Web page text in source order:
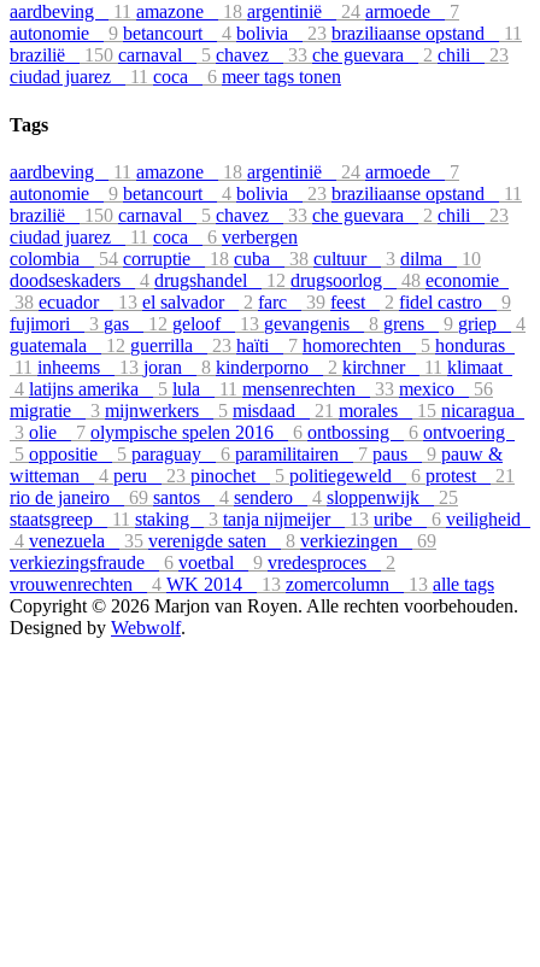
aardbeving 11 amazone 18 argentinië 24 armoede
7
autonomie
9 betancourt 4 bolivia 23 braziliaanse opstand
11
brazilië
150 carnaval 5 chavez 33 che guevara 2 chili
23
ciudad juarez
11 coca 6 meer tags tonen
Tags
aardbeving 11 amazone 18 argentinië 24 armoede
7
autonomie
9 betancourt 4 bolivia 23 braziliaanse opstand
11
brazilië
150 carnaval 5 chavez 33 che guevara 2 chili
23
ciudad juarez
11 coca 6 verbergen
colombia
54 corruptie 18 cuba 38 cultuur 3 dilma
10
doodseskaders
4 drugshandel 12 drugsoorlog 48 economie
38 ecuador 13 el salvador 2 farc 39 feest 2 fidel castro
9
fujimori
3 gas 12 geloof 13 gevangenis 8 grens 9 griep
4
guatemala
12 guerrilla 23 haïti 7 homorechten 5 honduras
11 inheems 13 joran 8 kinderporno 2 kirchner 11 klimaat
4 latijns amerika 5 lula 11 mensenrechten 33 mexico
56
migratie
3 mijnwerkers 5 misdaad 21 morales 15 nicaragua
3 olie 7 olympische spelen 2016 6 ontbossing 6 ontvoering
5 oppositie 5 paraguay 6 paramilitairen 7 paus 9 pauw &
witteman
4 peru 23 pinochet 5 politiegeweld 6 protest
21
rio de janeiro
69 santos 4 sendero 4 sloppenwijk
25
staatsgreep
11 staking 3 tanja nijmeijer 13 uribe 6 veiligheid
4 venezuela 35 verenigde saten 8 verkiezingen
69
verkiezingsfraude
6 voetbal 9 vredesproces
2
vrouwenrechten
4 WK 2014 13 zomercolumn 13 alle tags
Copyright © 2026 Marjon van Royen. Alle rechten voorbehouden.
Designed by Webwolf.